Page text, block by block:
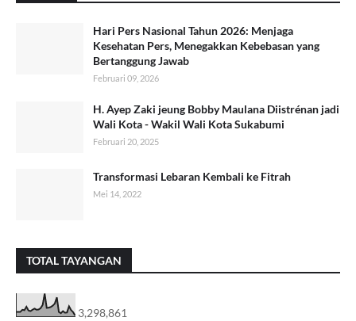
Hari Pers Nasional Tahun 2026: Menjaga
Kesehatan Pers, Menegakkan Kebebasan yang
Bertanggung Jawab
Februari 09, 2026
H. Ayep Zaki jeung Bobby Maulana Diistrénan jadi
Wali Kota - Wakil Wali Kota Sukabumi
Februari 20, 2025
Transformasi Lebaran Kembali ke Fitrah
Mei 14, 2022
TOTAL TAYANGAN
3,298,861